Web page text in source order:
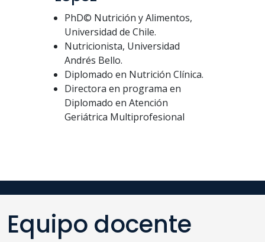
PhD© Nutrición y Alimentos,
Universidad de Chile.
Nutricionista, Universidad
Andrés Bello.
Diplomado en Nutrición Clínica.
Directora en programa en
Diplomado en Atención
Geriátrica Multiprofesional
Equipo docente